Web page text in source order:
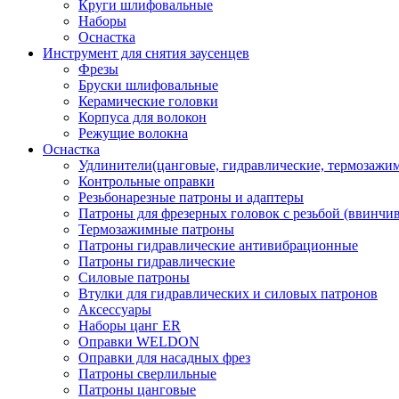
Круги шлифовальные
Наборы
Оснастка
Инструмент для снятия заусенцев
Фрезы
Бруски шлифовальные
Керамические головки
Корпуса для волокон
Режущие волокна
Оснастка
Удлинители(цанговые, гидравлические,
Контрольные оправки
Резьбонарезные патроны и адаптеры
Патроны для фрезерных головок с резьбой
Термозажимные патроны
Патроны гидравлические антивибрационные
Патроны гидравлические
Силовые патроны
Втулки для гидравлических и силовых патронов
Аксессуары
Наборы цанг ER
Оправки WELDON
Оправки для насадных фрез
Патроны сверлильные
Патроны цанговые